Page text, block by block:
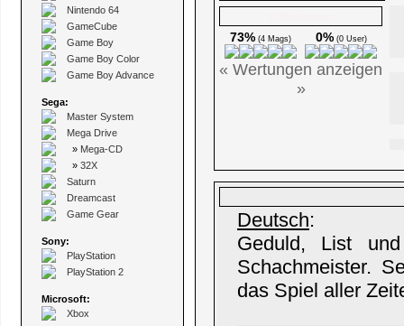
Nintendo 64
GameCube
Game Boy
Game Boy Color
Game Boy Advance
Sega:
Master System
Mega Drive
» Mega-CD
» 32X
Saturn
Dreamcast
Game Gear
Sony:
PlayStation
PlayStation 2
Microsoft:
Xbox
73% (4 Mags) 0% (0 User)
« Wertungen anzeigen
»
Deutsch:
Geduld, List
Schachmeister.
das Spiel aller